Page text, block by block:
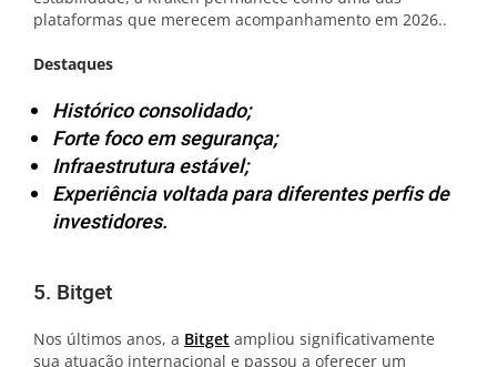
plataformas que merecem acompanhamento em 2026..
Destaques
Histórico consolidado;
Forte foco em segurança;
Infraestrutura estável;
Experiência voltada para diferentes perfis de
investidores.
5. Bitget
Nos últimos anos, a Bitget ampliou significativamente
sua atuação internacional e passou a oferecer um